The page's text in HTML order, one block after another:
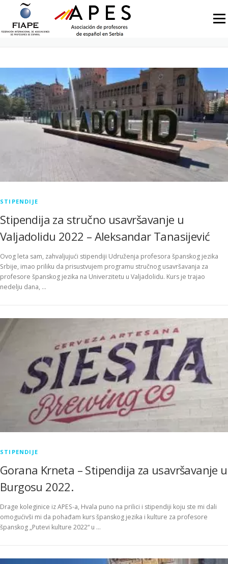
Skip to content
Menu
CATEGORY: STIPENDIJE
STIPENDIJE
Stipendija za stručno usavršavanje u
Valjadolidu 2022 – Aleksandar Tanasijević
Ovog leta sam, zahvaljujući stipendiji Udruženja profesora španskog jezika
Srbije, imao priliku da prisustvujem programu stručnog usavršavanja za
profesore španskog jezika na Univerzitetu u Valjadolidu. Kurs je trajao
nedelju dana, …
STIPENDIJE
Gorana Krneta – Stipendija za usavršavanje u
Burgosu 2022.
Drage koleginice iz APES-a, Hvala puno na prilici i stipendiji koju ste mi dali
omogućivši mi da pohađam kurs španskog jezika i kulture za profesore
španskog „Putevi kulture 2022“ u …